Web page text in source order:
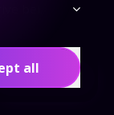
Contents
bei.
all